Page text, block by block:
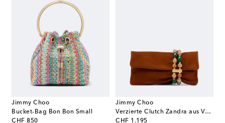
Jimmy Choo
Bucket-Bag Bon Bon Small
CHF 850
original price
Jimmy Choo
Verzierte Clutch Zandra aus Veloursleder
CHF 1.195
original price